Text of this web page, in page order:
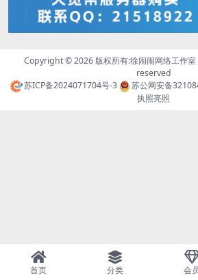
Copyright © 2026 版权所有:徐闹闹网络工作室
reserved
苏ICP备2024071704号-3
苏公网安备
执照亮照
首页 分类 会